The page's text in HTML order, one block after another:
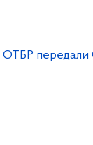
1 ОТБР